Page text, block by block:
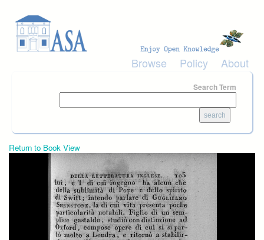
Browse Policy About
Search Term
Return to Book View